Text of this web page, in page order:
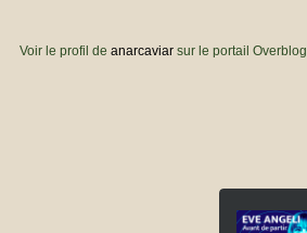
Voir le profil de anarcaviar sur le portail Overblog